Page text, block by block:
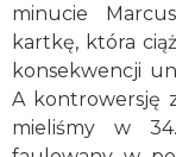
minucie
kartkę, która
konsekwencji
A kontrowersję
mieliśmy w